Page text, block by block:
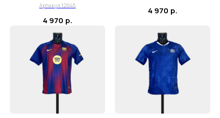
Артикул 12045
4 970 р.
4 970 р.